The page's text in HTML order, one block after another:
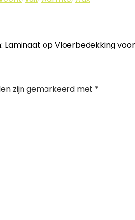
Laminaat op Vloerbedekking
zijn gemarkeerd met *